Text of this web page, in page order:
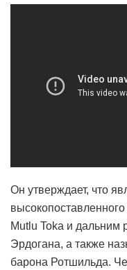
Он утверждает, что
высокопоставленного
Mutlu Toka и дальним
Эрдогана, а также
барона Ротшильда.